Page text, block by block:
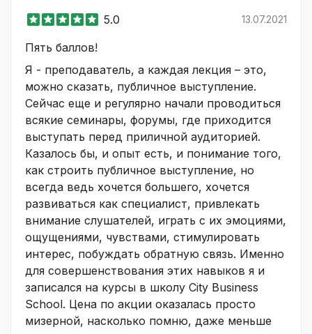
5.0 13.07.2021
Пять баллов!
Я - преподаватель, а каждая лекция – это,
можно сказать, публичное выступление.
Сейчас еще и регулярно начали проводиться
всякие семинары, форумы, где приходится
выступать перед приличной аудиторией.
Казалось бы, и опыт есть, и понимание того,
как строить публичное выступление, но
всегда ведь хочется большего, хочется
развиваться как специалист, привлекать
внимание слушателей, играть с их эмоциями,
ощущениями, чувствами, стимулировать
интерес, побуждать обратную связь. Именно
для совершенствования этих навыков я и
записался на курсы в школу City Business
School. Цена по акции оказалась просто
мизерной, насколько помню, даже меньше